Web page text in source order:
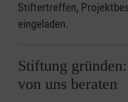
Stiftertreffen,
eingeladen.
Stiftung
von uns beraten